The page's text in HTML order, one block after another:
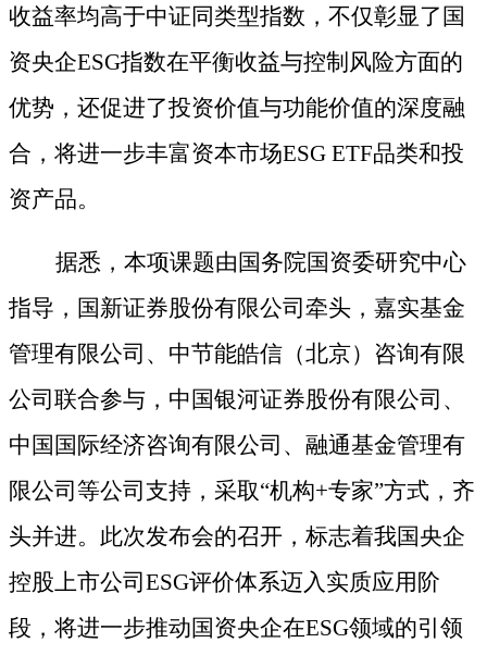
收益率均高于中证同类型指数，不仅彰显了国
资央企ESG指数在平衡收益与控制风险方面的
优势，还促进了投资价值与功能价值的深度融
合，将进一步丰富资本市场ESG ETF品类和投
资产品。
据悉，本项课题由国务院国资委研究中心
指导，国新证券股份有限公司牵头，嘉实基金
管理有限公司、中节能皓信（北京）咨询有限
公司联合参与， 中国银河证券股份有限公司、
中国国际经济咨询有限公司、融通基金管理有
限公司 等公司支持， 采取“机构+专家”方式，齐
头并进。此次发布会的召开，标志着我国央企
控股上市公司 ESG评价体系迈入实质应用阶
段，将进一步推动国资央企在ESG领域的引领